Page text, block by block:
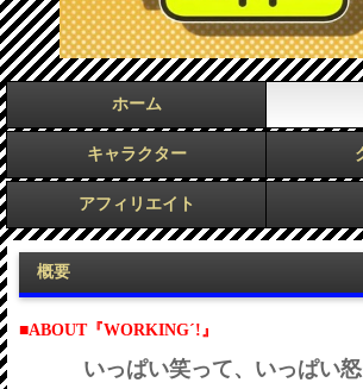
ホーム
キャラクター
アフィリエイト
概要
■ABOUT『WORKING´!』
いっぱい笑って、いっぱい怒